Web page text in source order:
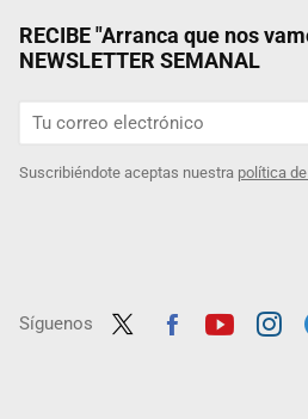
RECIBE "Arranca que nos
NEWSLETTER SEMANAL
Suscribiéndote aceptas nuestra política
Síguenos